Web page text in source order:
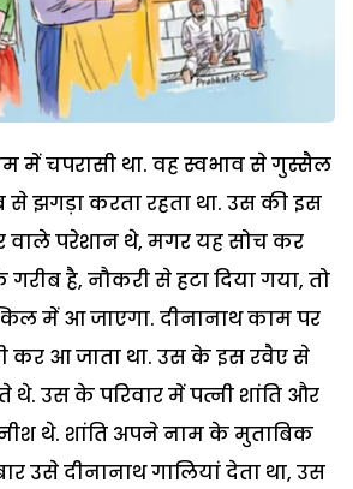
में चपरासी था. वह स्वभाव से गुस्सैल
से झगड़ा करता रहता था. उस की इस
परेशान थे, मगर यह सोच कर
है, नौकरी से हटा दिया गया, तो
में आ जाएगा. दीनानाथ काम पर
कर आ जाता था. उस के इस रवैए से
थे. उस के परिवार में पत्नी शांति और
थे. शांति अपने नाम के मुताबिक
उसे दीनानाथ गालियां देता था, उस